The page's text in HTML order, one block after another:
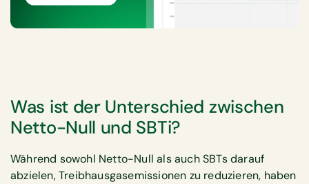
Was ist der Unterschied zwischen
Netto-Null und SBTi?
Während sowohl Netto-Null als auch SBTs darauf
abzielen, Treibhausgasemissionen zu reduzieren, haben